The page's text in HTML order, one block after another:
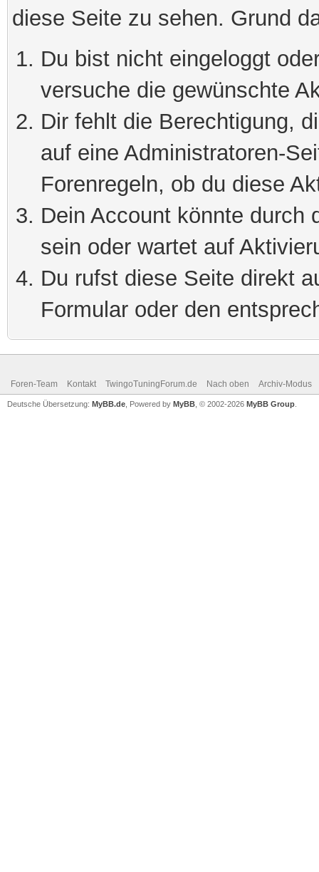
diese Seite zu sehen. Grund
Du bist nicht eingeloggt
versuche die gewünschte
Dir fehlt die Berechtigung,
auf eine Administratoren-
Forenregeln, ob du diese
Dein Account könnte durch
sein oder wartet auf
Du rufst diese Seite direkt
Formular oder den
Foren-Team Kontakt TwingoTuningForum.de Nach oben Archiv-Modus
Deutsche Übersetzung: MyBB.de , Powered by MyBB , © 2002-2026 MyBB Group